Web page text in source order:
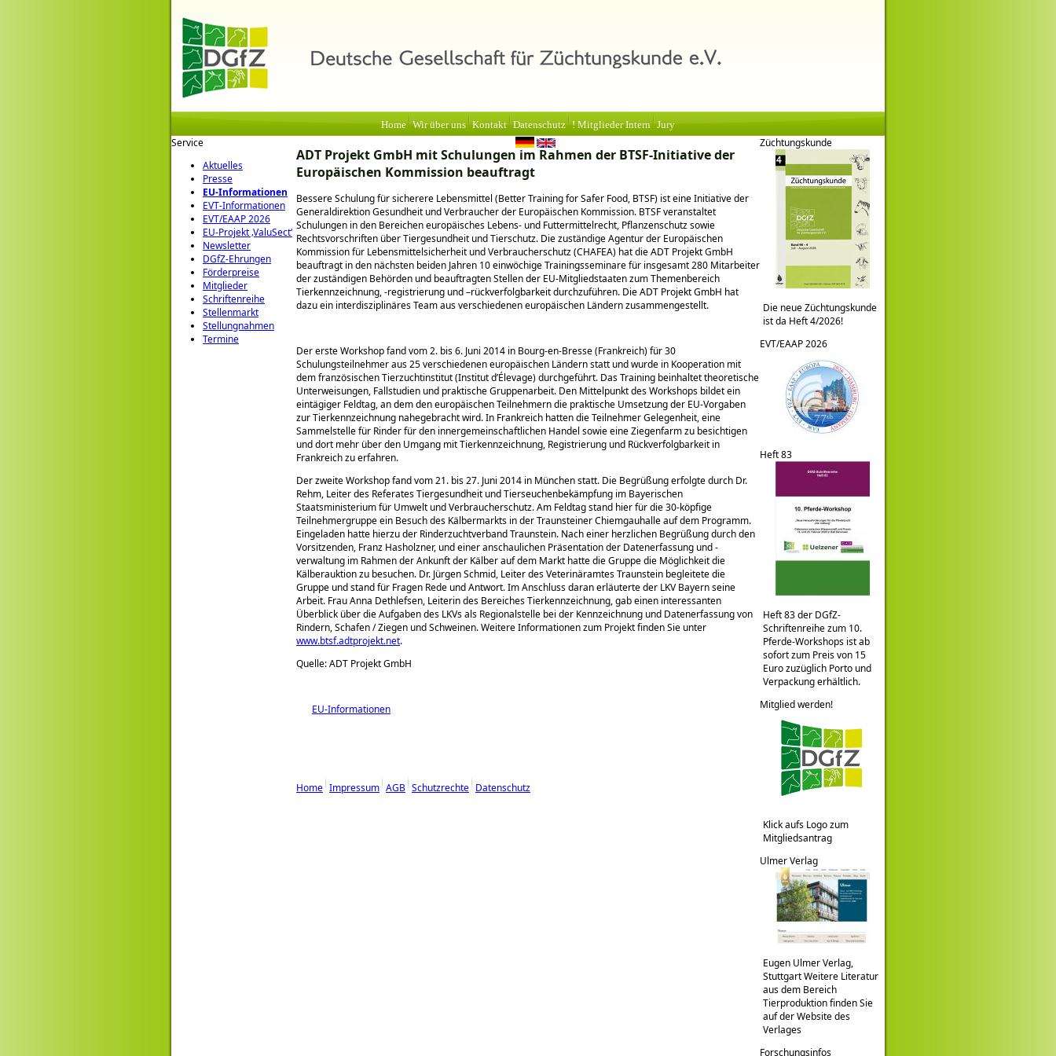
Home Wir über uns Kontakt Datenschutz ! Mitglieder Intern Jury
Service
Aktuelles
Presse
EU-Informationen
EVT-Informationen
EVT/EAAP 2026
EU-Projekt ‚ValuSect‘
Newsletter
DGfZ-Ehrungen
Förderpreise
Mitglieder
Schriftenreihe
Stellenmarkt
Stellungnahmen
Termine
ADT Projekt GmbH mit Schulungen im Rahmen der BTSF-Initiative der
Europäischen Kommission beauftragt
Bessere Schulung für sicherere Lebensmittel (Better Training for Safer Food, BTSF) ist eine Initiative der
Generaldirektion Gesundheit und Verbraucher der Europäischen Kommission. BTSF veranstaltet
Schulungen in den Bereichen europäisches Lebens- und Futtermittelrecht, Pflanzenschutz sowie
Rechtsvorschriften über Tiergesundheit und Tierschutz. Die zuständige Agentur der Europäischen
Kommission für Lebensmittelsicherheit und Verbraucherschutz (CHAFEA) hat die ADT Projekt GmbH
beauftragt in den nächsten beiden Jahren 10 einwöchige Trainingsseminare für insgesamt 280 Mitarbeiter
der zuständigen Behörden und beauftragten Stellen der EU-Mitgliedstaaten zum Themenbereich
Tierkennzeichnung, -registrierung und –rückverfolgbarkeit durchzuführen. Die ADT Projekt GmbH hat
dazu ein interdisziplinäres Team aus verschiedenen europäischen Ländern zusammengestellt.
Der erste Workshop fand vom 2. bis 6. Juni 2014 in Bourg-en-Bresse (Frankreich) für 30
Schulungsteilnehmer aus 25 verschiedenen europäischen Ländern statt und wurde in Kooperation mit
dem französischen Tierzuchtinstitut (Institut d’Élevage) durchgeführt. Das Training beinhaltet theoretische
Unterweisungen, Fallstudien und praktische Gruppenarbeit. Den Mittelpunkt des Workshops bildet ein
eintägiger Feldtag, an dem den europäischen Teilnehmern die praktische Umsetzung der EU-Vorgaben
zur Tierkennzeichnung nahegebracht wird. In Frankreich hatten die Teilnehmer Gelegenheit, eine
Sammelstelle für Rinder für den innergemeinschaftlichen Handel sowie eine Ziegenfarm zu besichtigen
und dort mehr über den Umgang mit Tierkennzeichnung, Registrierung und Rückverfolgbarkeit in
Frankreich zu erfahren.
Der zweite Workshop fand vom 21. bis 27. Juni 2014 in München statt. Die Begrüßung erfolgte durch Dr.
Rehm, Leiter des Referates Tiergesundheit und Tierseuchenbekämpfung im Bayerischen
Staatsministerium für Umwelt und Verbraucherschutz. Am Feldtag stand hier für die 30-köpfige
Teilnehmergruppe ein Besuch des Kälbermarkts in der Traunsteiner Chiemgauhalle auf dem Programm.
Eingeladen hatte hierzu der Rinderzuchtverband Traunstein. Nach einer herzlichen Begrüßung durch den
Vorsitzenden, Franz Hasholzner, und einer anschaulichen Präsentation der Datenerfassung und -
verwaltung im Rahmen der Ankunft der Kälber auf dem Markt hatte die Gruppe die Möglichkeit die
Kälberauktion zu besuchen. Dr. Jürgen Schmid, Leiter des Veterinäramtes Traunstein begleitete die
Gruppe und stand für Fragen Rede und Antwort. Im Anschluss daran erläuterte der LKV Bayern seine
Arbeit. Frau Anna Dethlefsen, Leiterin des Bereiches Tierkennzeichnung, gab einen interessanten
Überblick über die Aufgaben des LKVs als Regionalstelle bei der Kennzeichnung und Datenerfassung von
Rindern, Schafen / Ziegen und Schweinen. Weitere Informationen zum Projekt finden Sie unter
www.btsf.adtprojekt.net.
Quelle: ADT Projekt GmbH
EU-Informationen
Home Impressum AGB Schutzrechte Datenschutz
Züchtungskunde
Die neue Züchtungskunde
ist da Heft 4/2026!
EVT/EAAP 2026
Heft 83
Heft 83 der DGfZ-
Schriftenreihe zum 10.
Pferde-Workshops ist ab
sofort zum Preis von 15
Euro zuzüglich Porto und
Verpackung erhältlich.
Mitglied werden!
Klick aufs Logo zum
Mitgliedsantrag
Ulmer Verlag
Eugen Ulmer Verlag,
Stuttgart Weitere Literatur
aus dem Bereich
Tierproduktion finden Sie
auf der Website des
Verlages
Forschungsinfos